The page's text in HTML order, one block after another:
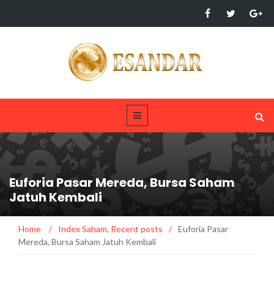
Euforia Pasar Mereda, Bursa Saham
Jatuh Kembali
Home / Index Saham, Recent posts / Euforia Pasar
Mereda, Bursa Saham Jatuh Kembali